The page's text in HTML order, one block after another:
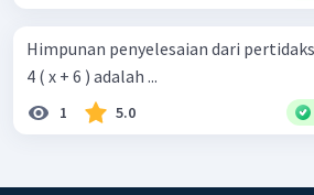
Himpunan penyelesaian dari
4 ( x + 6 ) adalah ...
1 5.0